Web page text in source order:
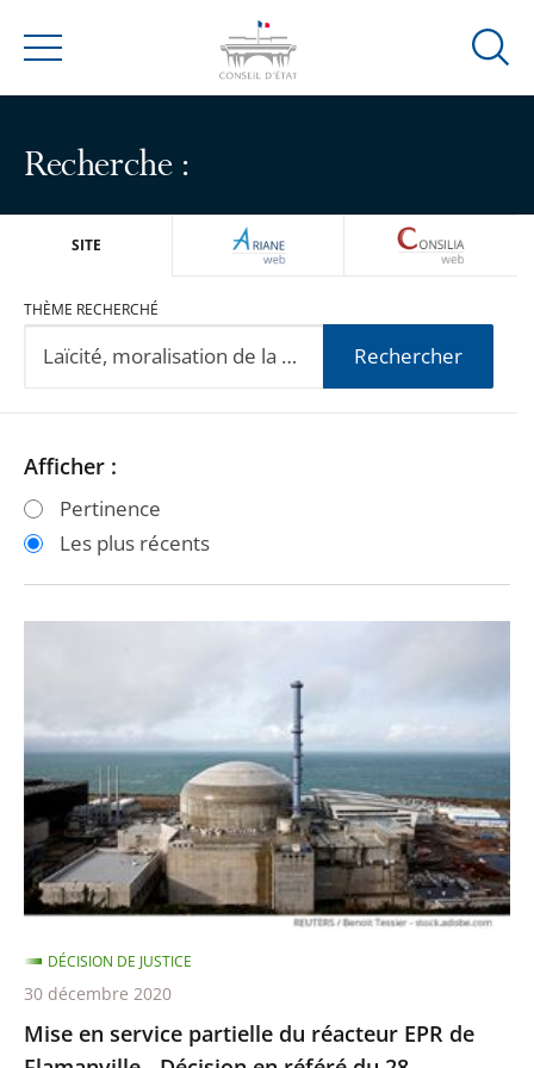
Menu
Ouvrir
Recherche :
SITE ARIANEWEB
THÈME RECHERCHÉ
Rechercher
Passer
les
filtres
Passer
les
filtres
Afficher :
Pertinence
Les plus récents
partielle
du
réacteur
EPR
de
Flamanville
Décision
en
référé
Mise en service partielle du réacteur EPR de
DÉCISION DE JUSTICE
30 décembre 2020